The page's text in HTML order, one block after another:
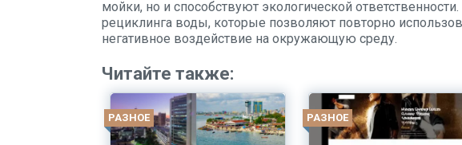
мойки, но и способствуют экологической
рециклинга воды, которые позволяют повторно
негативное воздействие на окружающую среду.
Читайте также:
РАЗНОЕ РАЗНОЕ